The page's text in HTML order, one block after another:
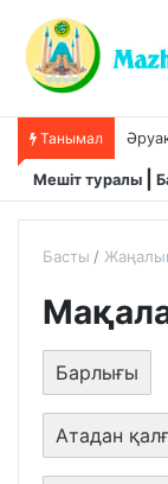
Танымал
Мешіт туралы
Басты
Барлығы
Атадан